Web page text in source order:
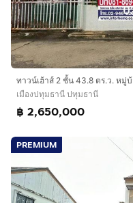
เมืองปทุมธานี ปทุมธานี
฿ 2,650,000
PREMIUM